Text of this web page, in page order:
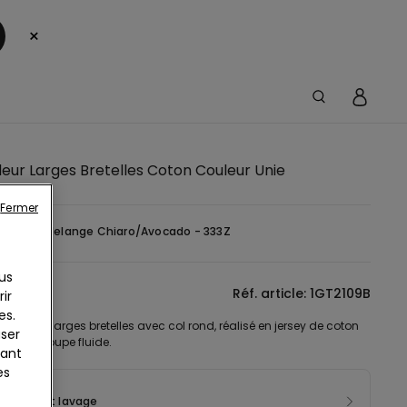
×
Larges Bretelles Coton Couleur Unie
Grigio Melange Chiaro/Avocado - 333Z
Réf. article: 1GT2109B
court à larges bretelles avec col rond, réalisé en jersey de coton
unie. Coupe fluide.
et lavage
Fermer